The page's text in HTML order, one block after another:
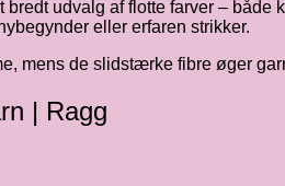
bredt udvalg af flotte farver – både
eller erfaren strikker.
mens de slidstærke fibre øger
| Ragg